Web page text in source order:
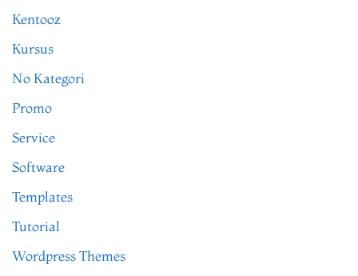
Kentooz
Kursus
No Kategori
Promo
Service
Software
Templates
Tutorial
Wordpress Themes